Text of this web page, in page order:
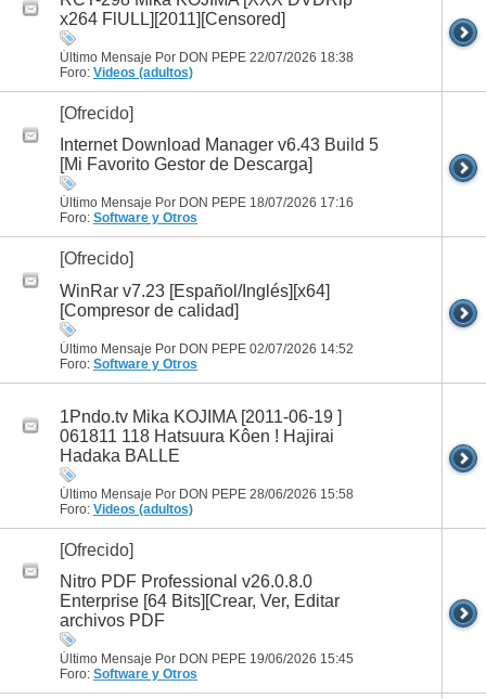
x264 FlULL][2011][Censored]
Último Mensaje Por DON PEPE 22/07/2026 18:38
Foro: Videos (adultos)
[Ofrecido]
Internet Download Manager v6.43 Build 5
[Mi Favorito Gestor de Descarga]
Último Mensaje Por DON PEPE 18/07/2026 17:16
Foro: Software y Otros
[Ofrecido]
WinRar v7.23 [Español/Inglés][x64]
[Compresor de calidad]
Último Mensaje Por DON PEPE 02/07/2026 14:52
Foro: Software y Otros
1Pndo.tv Mika KOJIMA [2011-06-19 ]
061811 118 Hatsuura Kôen ! Hajirai
Hadaka BALLE
Último Mensaje Por DON PEPE 28/06/2026 15:58
Foro: Videos (adultos)
[Ofrecido]
Nitro PDF Professional v26.0.8.0
Enterprise [64 Bits][Crear, Ver, Editar
archivos PDF
Último Mensaje Por DON PEPE 19/06/2026 15:45
Foro: Software y Otros